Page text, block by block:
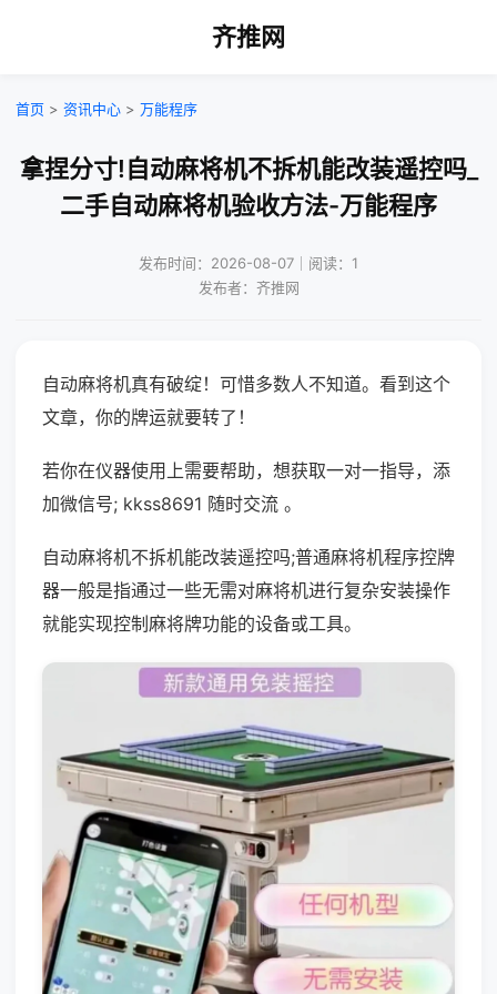
齐推网
首页 > 资讯中心 > 万能程序
拿捏分寸!自动麻将机不拆机能改装遥控吗_
二手自动麻将机验收方法-万能程序
发布时间：2026-08-07｜阅读：1
发布者：齐推网
自动麻将机真有破绽！可惜多数人不知道。看到这个
文章，你的牌运就要转了！
若你在仪器使用上需要帮助，想获取一对一指导，添
加微信号; kkss8691 随时交流 。
自动麻将机不拆机能改装遥控吗;普通麻将机程序控牌
器一般是指通过一些无需对麻将机进行复杂安装操作
就能实现控制麻将牌功能的设备或工具。